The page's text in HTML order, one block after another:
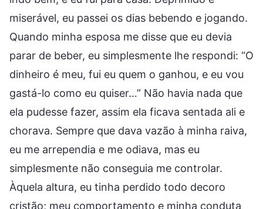
miserável, eu passei os dias bebendo e jogando.
Quando minha esposa me disse que eu devia
parar de beber, eu simplesmente lhe respondi: “O
dinheiro é meu, fui eu quem o ganhou, e eu vou
gastá-lo como eu quiser…” Não havia nada que
ela pudesse fazer, assim ela ficava sentada ali e
chorava. Sempre que dava vazão à minha raiva,
eu me arrependia e me odiava, mas eu
simplesmente não conseguia me controlar.
Àquela altura, eu tinha perdido todo decoro
cristão; meu comportamento e minha conduta